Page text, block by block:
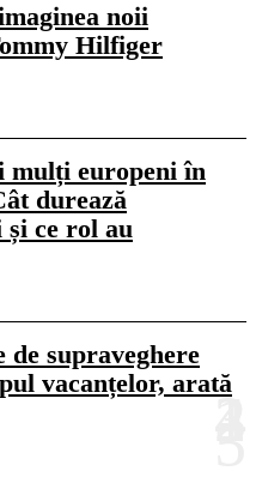
noii
Hilfiger
mulți europeni în
durează
și ce rol au
de supraveghere
vacanțelor, arată